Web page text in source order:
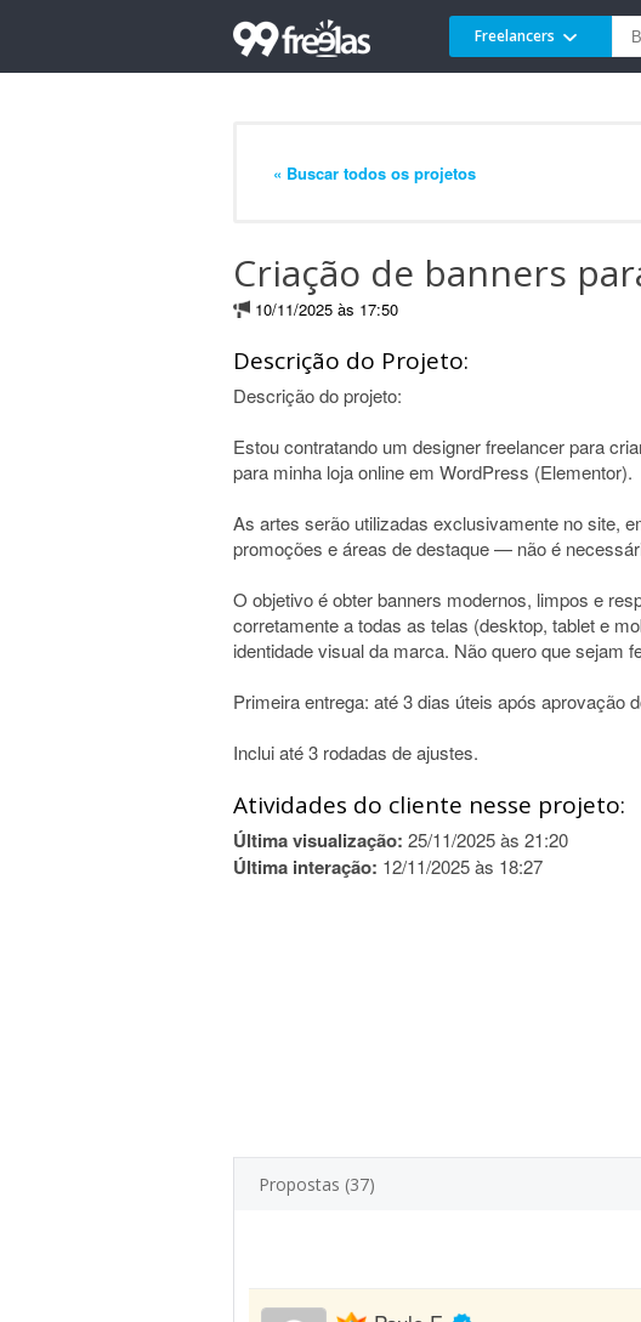
Freelancers
« Buscar todos os projetos
Criação de banners
10/11/2025 às 17:50
Descrição do Projeto:
Descrição do projeto:
Estou contratando um designer freelancer para
para minha loja online em WordPress (Elementor).
As artes serão utilizadas exclusivamente no site,
promoções e áreas de destaque — não é
O objetivo é obter banners modernos, limpos e
corretamente a todas as telas (desktop, tablet e
identidade visual da marca. Não quero que sejam
Primeira entrega: até 3 dias úteis após aprovação
Inclui até 3 rodadas de ajustes.
Atividades do cliente nesse projeto:
Última visualização: 25/11/2025 às 21:20
Última interação: 12/11/2025 às 18:27
Propostas (37)